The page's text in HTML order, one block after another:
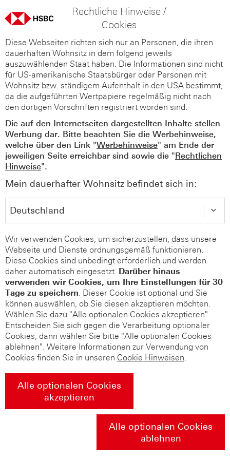
Rechtliche Hinweise /
Cookies
Diese Webseiten richten sich nur an Personen, die ihren
dauerhaften Wohnsitz in dem folgend jeweils
auszuwählenden Staat haben. Die Informationen sind nicht
für US-amerikanische Staatsbürger oder Personen mit
Wohnsitz bzw. ständigem Aufenthalt in den USA bestimmt,
da die aufgeführten Wertpapiere regelmäßig nicht nach
den dortigen Vorschriften registriert worden sind.
Die auf den Internetseiten dargestellten Inhalte stellen
Werbung dar. Bitte beachten Sie die Werbehinweise,
welche über den Link "Werbehinweise" am Ende der
jeweiligen Seite erreichbar sind sowie die "Rechtlichen
Hinweise".
Mein dauerhafter Wohnsitz befindet sich in:
Wir verwenden Cookies, um sicherzustellen, dass unsere
Webseite und Dienste ordnungsgemäß funktionieren.
Diese Cookies sind unbedingt erforderlich und werden
daher automatisch eingesetzt. Darüber hinaus
verwenden wir Cookies, um Ihre Einstellungen für 30
Tage zu speichern. Dieser Cookie ist optional und Sie
können auswählen, ob Sie diesen akzeptieren möchten.
Wählen Sie dazu "Alle optionalen Cookies akzeptieren".
Entscheiden Sie sich gegen die Verarbeitung optionaler
Cookies, dann wählen Sie bitte "Alle optionalen Cookies
ablehnen". Weitere Informationen zur Verwendung von
Cookies finden Sie in unseren Cookie Hinweisen.
Alle optionalen Cookies
akzeptieren
Alle optionalen Cookies
ablehnen